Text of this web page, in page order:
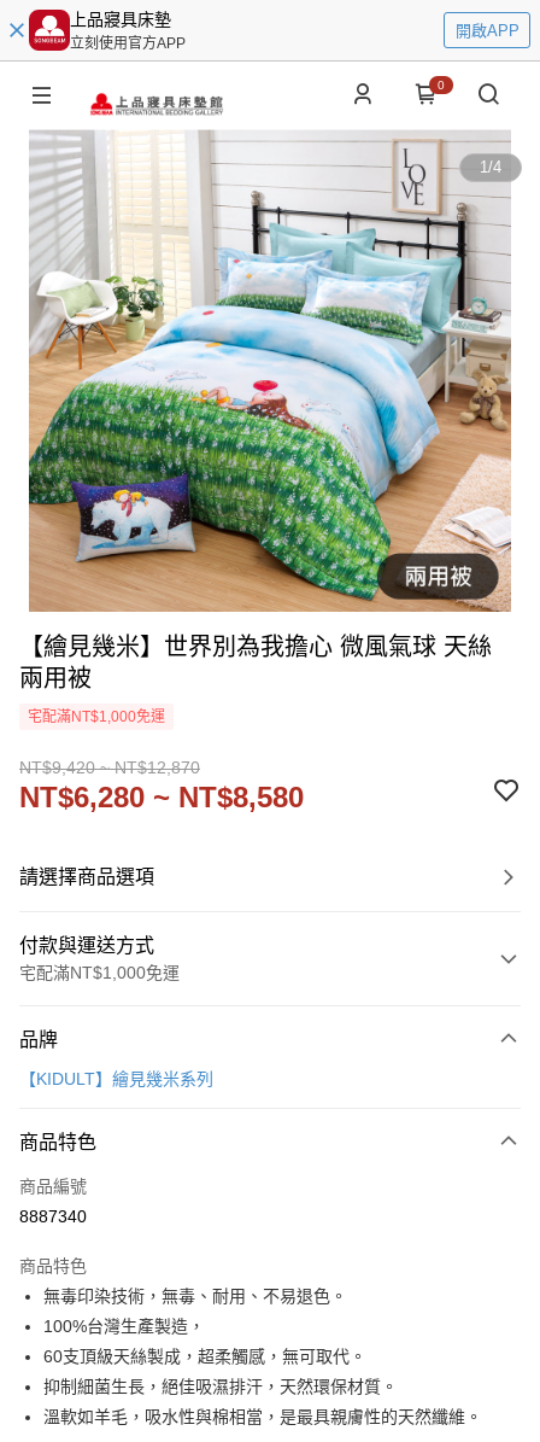
上品寢具床墊
立刻使用官方APP
開啟APP
0
1/4
【繪見幾米】世界別為我擔心 微風氣球 天絲
兩用被
宅配滿NT$1,000免運
NT$9,420 ~ NT$12,870
NT$6,280 ~ NT$8,580
請選擇商品選項
付款與運送方式
宅配滿NT$1,000免運
信用卡一次付款
3 期 0 利率 每期
合作金庫商業銀行
上海商業儲蓄銀行
臺灣中小企業銀行
匯豐（台灣）商業銀行
華泰商業銀行
聯邦商業銀行
元大商業銀行
永豐商業銀行
玉山商業銀行
星展（台灣）商業銀行
台灣樂天信用卡公司
合作金庫商業銀行
上海商業儲蓄銀行
國泰世華商業銀行
兆豐國際商業銀行
匯豐（台灣）商業銀行
聯邦商業銀行
遠東國際商業銀行
元大商業銀行
永豐商業銀行
玉山商業銀行
星展（台灣）商業銀行
12 期 0 利率 每期
華南商業銀行
上海商業儲蓄銀行
台北富邦商業銀行
國泰世華商業銀行
臺灣中小企業銀行
台中商業銀行
聯邦商業銀行
遠東國際商業銀行
元大商業銀行
永豐商業銀行
Apple Pay
悠遊付
Google Pay
品牌
【KIDULT】繪見幾米系列
商品特色
商品編號
8887340
商品特色
無毒印染技術，無毒、耐用、不易退色。
100%台灣生產製造，
60支頂級天絲製成，超柔觸感，無可取代。
抑制細菌生長，絕佳吸濕排汗，天然環保材質。
溫軟如羊毛，吸水性與棉相當，是最具親膚性的天然纖維。